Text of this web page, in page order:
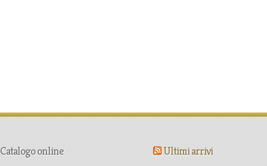
Catalogo online Ultimi arrivi